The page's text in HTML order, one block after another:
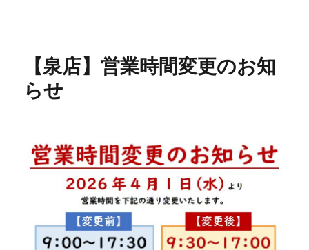
【泉店】営業時間変更のお知
らせ